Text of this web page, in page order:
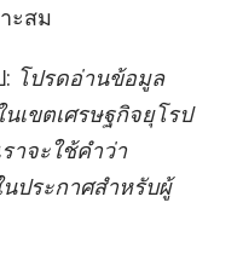
ะสม
โปรดอ่านข้อมูล
เขตเศรษฐกิจยุโรป
าจะใช้คำว่า
นประกาศสำหรับผู้